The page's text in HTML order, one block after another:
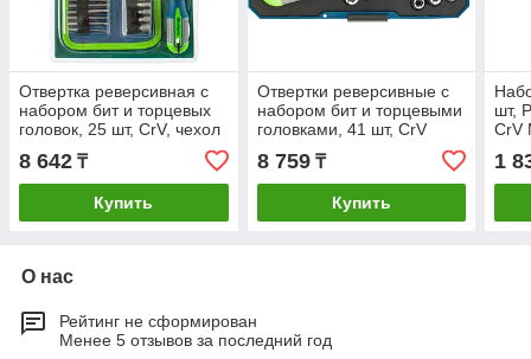
Отвертка реверсивная с
набором бит и торцевых
головок, 25 шт, CrV, чехол
Сибртех
8 642 ₸
Купить
Отвертки реверсивные с
набором бит и торцевыми
головками, 41 шт, CrV
Сибртех
8 759₸
Купить
шт,
CrV
1
О нас
Рейтинг не сформирован
Менее 5 отзывов за последний год